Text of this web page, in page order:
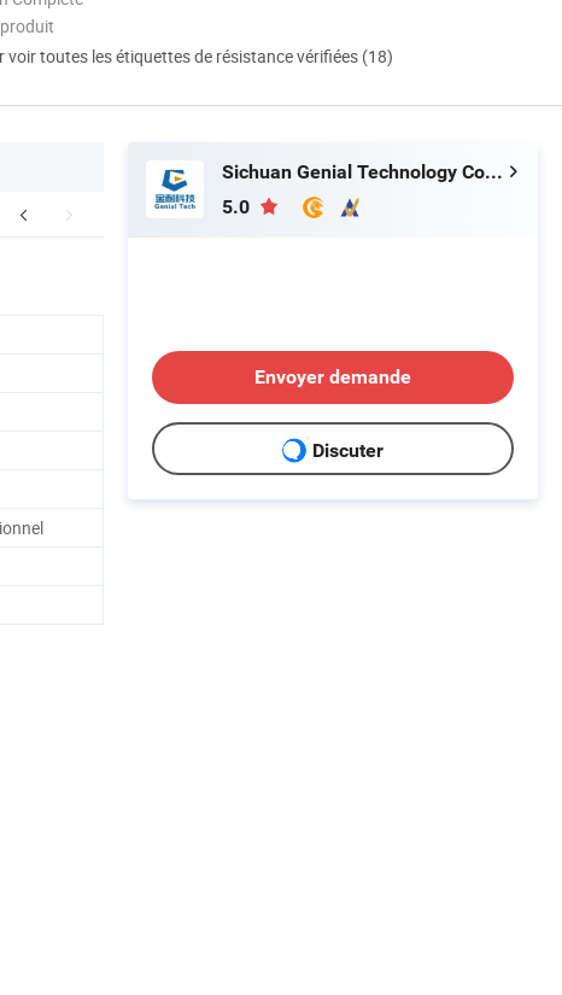
voir toutes les étiquettes de résistance vérifiées (18)
Sichuan Genial Technology Co., Ltd.
5.0
Envoyer demande
Discuter